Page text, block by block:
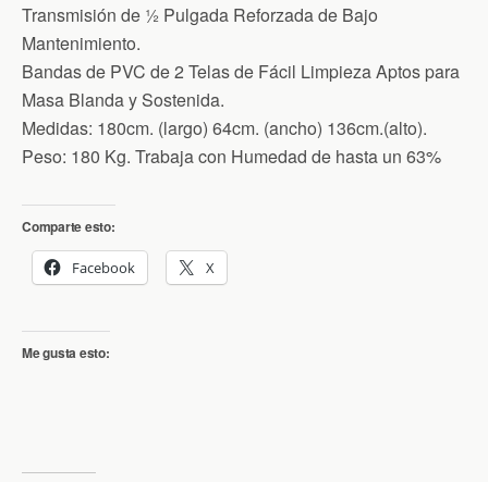
Transmisión de 1⁄2 Pulgada Reforzada de Bajo
Mantenimiento.
Bandas de PVC de 2 Telas de Fácil Limpieza Aptos para
Masa Blanda y Sostenida.
Medidas: 180cm. (largo) 64cm. (ancho) 136cm.(alto).
Peso: 180 Kg. Trabaja con Humedad de hasta un 63%
Comparte esto:
Facebook X
Me gusta esto: